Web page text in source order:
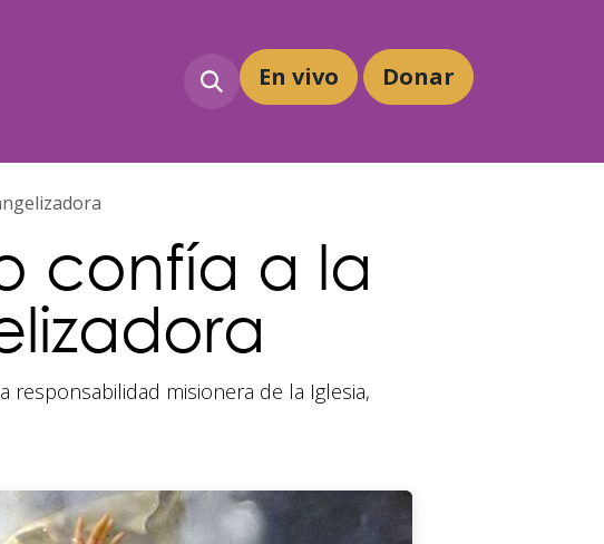
En vivo Donar
confía a la
responsabilidad misionera de la Iglesia,